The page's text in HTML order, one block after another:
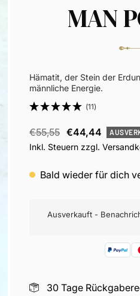
MAN
Hämatit, der Stein der
männliche Energie.
(11)
Angebotspreis
€44,44
Regulärer
Preis
€55,55
Inkl. Steuern zzgl.
Bald wieder für dich
Ausverkauft -
30 Tage